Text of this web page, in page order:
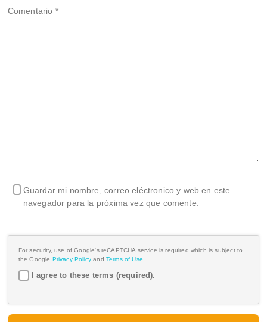
Comentario *
Guardar mi nombre, correo eléctronico y web en este
navegador para la próxima vez que comente.
For security, use of Google's reCAPTCHA service is required which is subject to
the Google Privacy Policy and Terms of Use
I agree to these terms (required).